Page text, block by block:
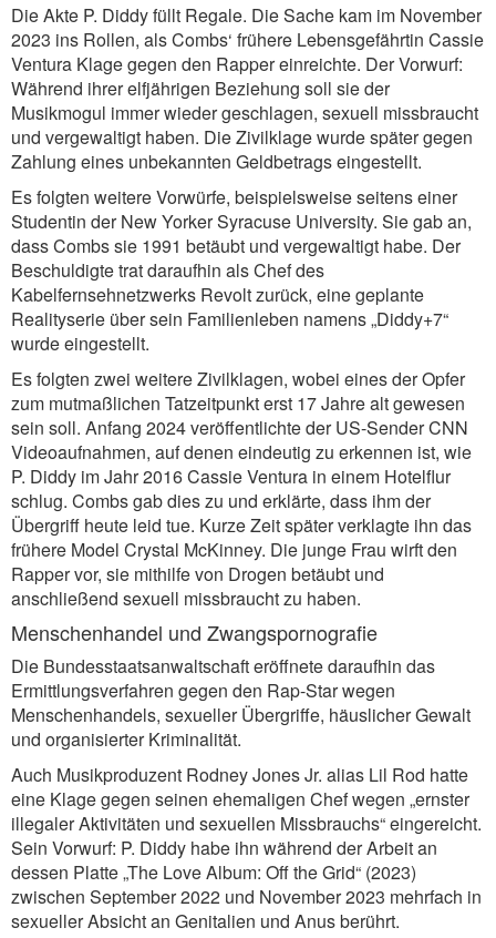
Die Akte P. Diddy füllt Regale. Die Sache kam im November
2023 ins Rollen, als Combs‘ frühere Lebensgefährtin Cassie
Ventura Klage gegen den Rapper einreichte. Der Vorwurf:
Während ihrer elfjährigen Beziehung soll sie der
Musikmogul immer wieder geschlagen, sexuell missbraucht
und vergewaltigt haben. Die Zivilklage wurde später gegen
Zahlung eines unbekannten Geldbetrags eingestellt.
Es folgten weitere Vorwürfe, beispielsweise seitens einer
Studentin der New Yorker Syracuse University. Sie gab an,
dass Combs sie 1991 betäubt und vergewaltigt habe. Der
Beschuldigte trat daraufhin als Chef des
Kabelfernsehnetzwerks Revolt zurück, eine geplante
Realityserie über sein Familienleben namens „Diddy+7“
wurde eingestellt.
Es folgten zwei weitere Zivilklagen, wobei eines der Opfer
zum mutmaßlichen Tatzeitpunkt erst 17 Jahre alt gewesen
sein soll. Anfang 2024 veröffentlichte der US-Sender CNN
Videoaufnahmen, auf denen eindeutig zu erkennen ist, wie
P. Diddy im Jahr 2016 Cassie Ventura in einem Hotelflur
schlug. Combs gab dies zu und erklärte, dass ihm der
Übergriff heute leid tue. Kurze Zeit später verklagte ihn das
frühere Model Crystal McKinney. Die junge Frau wirft den
Rapper vor, sie mithilfe von Drogen betäubt und
anschließend sexuell missbraucht zu haben.
Menschenhandel und Zwangspornografie
Die Bundesstaatsanwaltschaft eröffnete daraufhin das
Ermittlungsverfahren gegen den Rap-Star wegen
Menschenhandels, sexueller Übergriffe, häuslicher Gewalt
und organisierter Kriminalität.
Auch Musikproduzent Rodney Jones Jr. alias Lil Rod hatte
eine Klage gegen seinen ehemaligen Chef wegen „ernster
illegaler Aktivitäten und sexuellen Missbrauchs“ eingereicht.
Sein Vorwurf: P. Diddy habe ihn während der Arbeit an
dessen Platte „The Love Album: Off the Grid“ (2023)
zwischen September 2022 und November 2023 mehrfach in
sexueller Absicht an Genitalien und Anus berührt.